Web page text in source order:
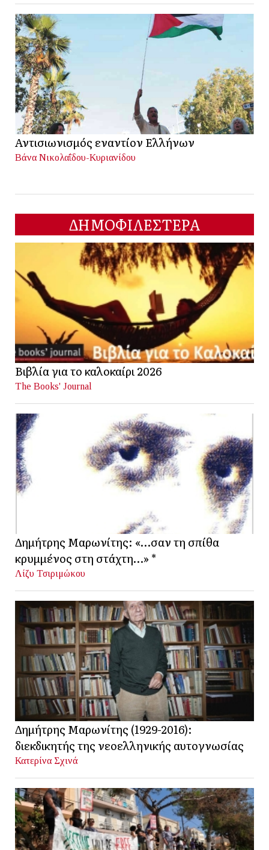
Αντισιωνισμός εναντίον Ελλήνων
Βάνα Νικολαΐδου-Κυριανίδου
ΔΗΜΟΦΙΛΕΣΤΕΡΑ
Βιβλία για το καλοκαίρι 2026
The Books' Journal
Δημήτρης Μαρωνίτης: «…σαν τη σπίθα
κρυμμένος στη στάχτη…» *
Λίζυ Τσιριμώκου
Δημήτρης Μαρωνίτης (1929-2016):
διεκδικητής της νεοελληνικής αυτογνωσίας
Κατερίνα Σχινά